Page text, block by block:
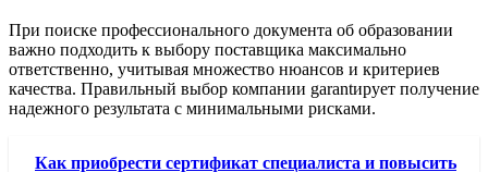
При поиске профессионального документа об образовании
важно подходить к выбору поставщика максимально
ответственно, учитывая множество нюансов и критериев
качества. Правильный выбор компании garantирует получение
надежного результата с минимальными рисками.
Как приобрести сертификат специалиста и повысить